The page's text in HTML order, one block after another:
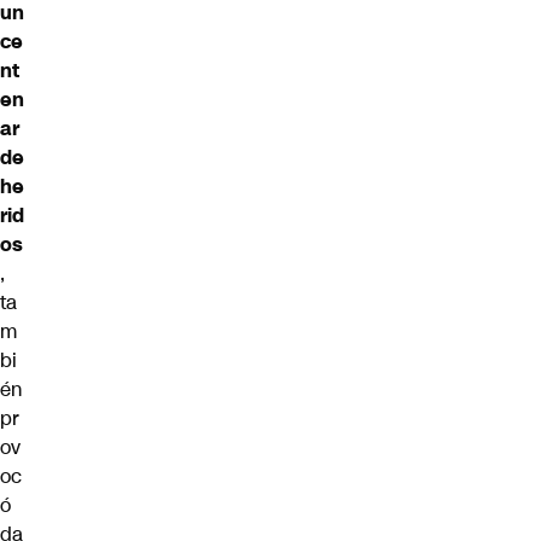
un
ce
nt
en
ar
de
he
rid
os
,
ta
m
bi
én
pr
ov
oc
ó
da